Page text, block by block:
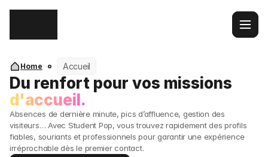
Home Accueil
Du renfort pour vos missions
d'accueil.
Absences de dernière minute, pics d’affluence, gestion des
visiteurs… Avec Student Pop, vous trouvez rapidement des profils
fiables, souriants et professionnels pour garantir une expérience
irréprochable dès le premier contact.